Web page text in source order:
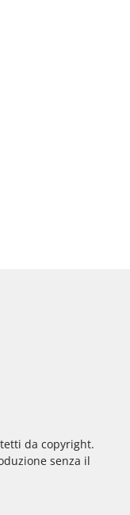
da copyright.
senza il